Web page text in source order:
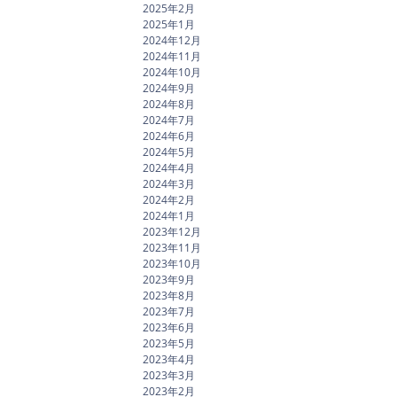
2025年2月
2025年1月
2024年12月
2024年11月
2024年10月
2024年9月
2024年8月
2024年7月
2024年6月
2024年5月
2024年4月
2024年3月
2024年2月
2024年1月
2023年12月
2023年11月
2023年10月
2023年9月
2023年8月
2023年7月
2023年6月
2023年5月
2023年4月
2023年3月
2023年2月